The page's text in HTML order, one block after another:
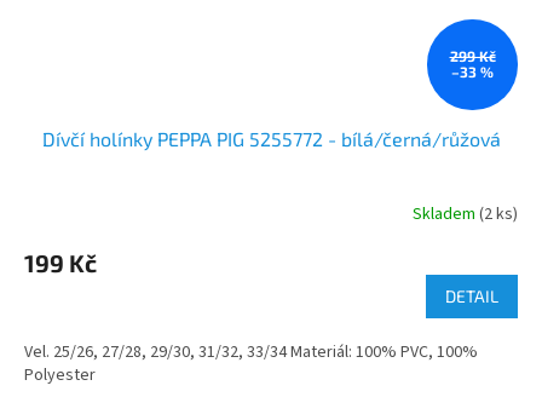
299 Kč
–33 %
Dívčí holínky PEPPA PIG 5255772 - bílá/černá/růžová
Skladem (2 ks)
199 Kč
DETAIL
Vel. 25/26, 27/28, 29/30, 31/32, 33/34 Materiál: 100% PVC, 100%
Polyester